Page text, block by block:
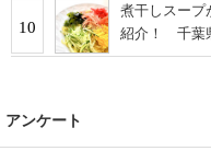
10
煮干しスープ
紹介！ 千葉
アンケート